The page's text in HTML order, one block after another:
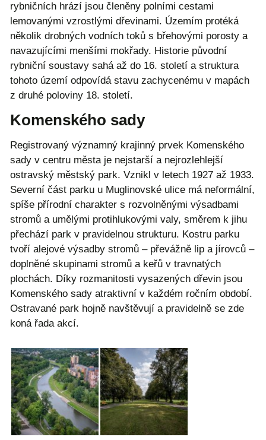
rybničních hrází jsou členěny polními cestami
lemovanými vzrostlými dřevinami. Územím protéká
několik drobných vodních toků s břehovými porosty a
navazujícími menšími mokřady. Historie původní
rybniční soustavy sahá až do 16. století a struktura
tohoto území odpovídá stavu zachycenému v mapách
z druhé poloviny 18. století.
Komenského sady
Registrovaný významný krajinný prvek Komenského
sady v centru města je nejstarší a nejrozlehlejší
ostravský městský park. Vznikl v letech 1927 až 1933.
Severní část parku u Muglinovské ulice má neformální,
spíše přírodní charakter s rozvolněnými výsadbami
stromů a umělými protihlukovými valy, směrem k jihu
přechází park v pravidelnou strukturu. Kostru parku
tvoří alejové výsadby stromů – převážně lip a jírovců –
doplněné skupinami stromů a keřů v travnatých
plochách. Díky rozmanitosti vysazených dřevin jsou
Komenského sady atraktivní v každém ročním období.
Ostravané park hojně navštěvují a pravidelně se zde
koná řada akcí.